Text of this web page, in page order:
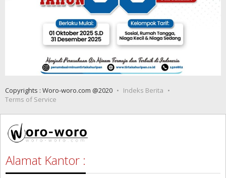
Copyrights : Woro-woro.com @2020
Indeks Berita
Terms of Service
Alamat Kantor :